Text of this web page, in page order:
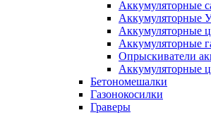
Аккумуляторные
Аккумуляторные
Аккумуляторные
Опрыскиватели
Аккумуляторные
Бетономешалки
Газонокосилки
Граверы